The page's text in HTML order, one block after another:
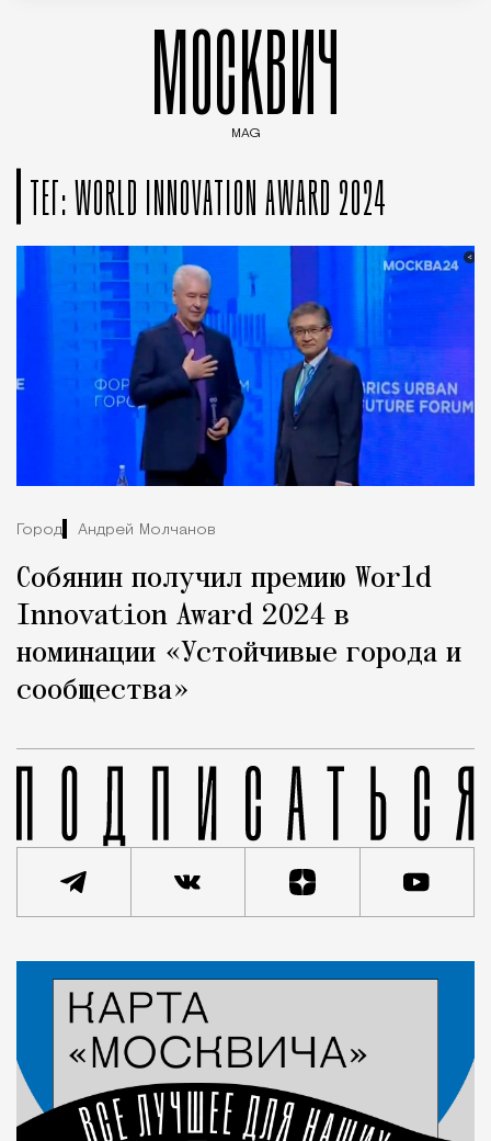
МОСКВИЧ
MAG
ТЕГ: WORLD INNOVATION AWARD 2024
Город Андрей Молчанов
Собянин получил премию World
Innovation Award 2024 в
номинации «Устойчивые города и
сообщества»